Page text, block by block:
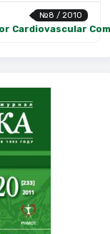
№8 / 2010
Cardiovascular